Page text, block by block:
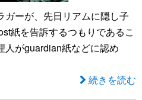
ガーが、先日リアムに隠し子
紙を告訴するつもりであるこ
人がguardian紙などに認め
続きを読む